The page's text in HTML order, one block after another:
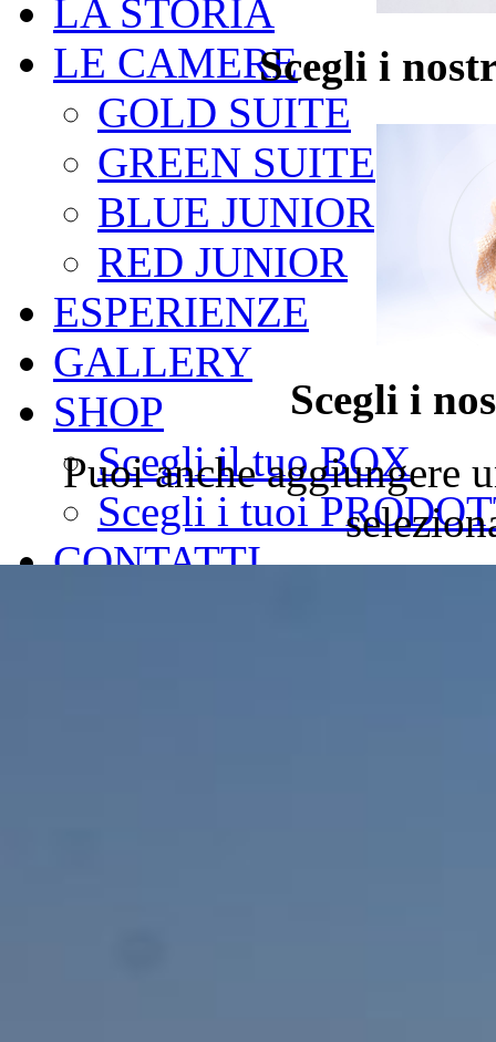
LA STORIA
LE CAMERE
GOLD SUITE
GREEN SUITE
BLUE JUNIOR
RED JUNIOR
ESPERIENZE
GALLERY
SHOP
Scegli il tuo BOX
Scegli i tuoi
CONTATTI
Scegli i
Scegli i
Puoi anche aggiungere